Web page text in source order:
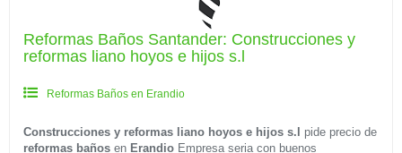
Reformas Baños Santander: Construcciones y
reformas liano hoyos e hijos s.l
Reformas Baños en Erandio
Construcciones y reformas liano hoyos e hijos s.l
pide precio de
reformas baños en Erandio Empresa seria con buenos